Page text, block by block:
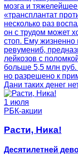
мозга и
«трансплантат
несколько раз
он с трудом может
стоп. Ему жизненно
ревумениб,
лейкозов с
больше 5,5 млн руб.
но разрешено к
Дани таких денег
1 июля
РБК-акции
Расти, Ника!
Десятилетней